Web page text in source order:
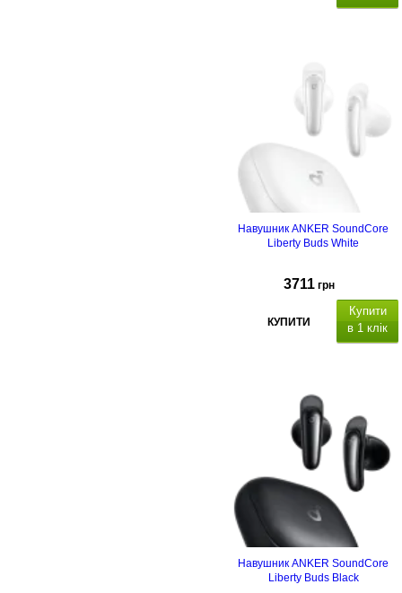
Навушник ANKER SoundСore
Liberty Buds White
3711 грн
КУПИТИ
Купити
в 1 клік
Навушник ANKER SoundСore
Liberty Buds Black